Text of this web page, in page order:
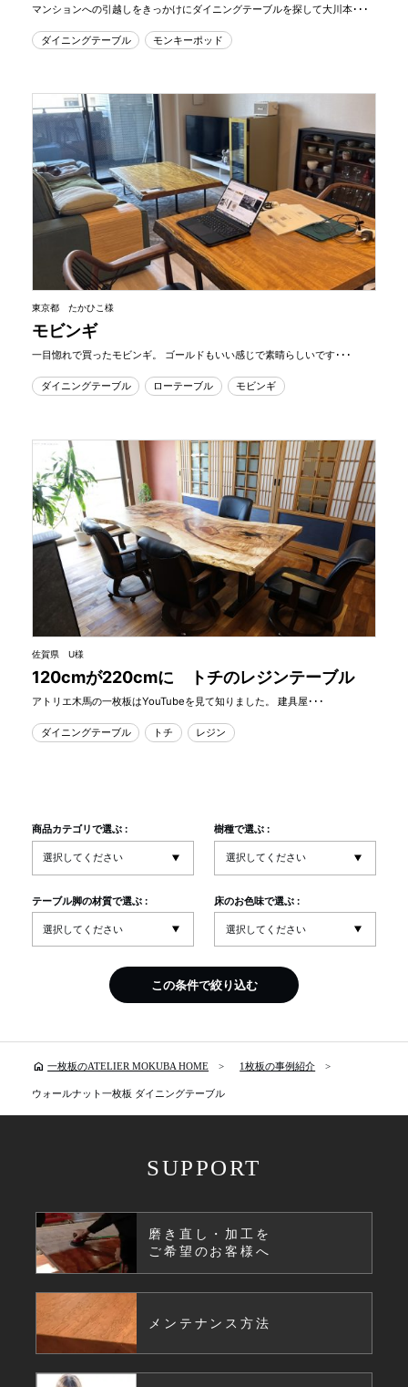
マンションへの引越しをきっかけにダイニングテーブルを探して大川本･･･
ダイニングテーブル モンキーポッド
東京都 たかひこ様
モビンギ
一目惚れで買ったモビンギ。 ゴールドもいい感じで素晴らしいです･･･
ダイニングテーブル ローテーブル モビンギ
佐賀県 U様
120cmが220cmに トチのレジンテーブル
アトリエ木馬の一枚板はYouTubeを見て知りました。 建具屋･･･
ダイニングテーブル トチ レジン
商品カテゴリで選ぶ : 樹種で選ぶ :
テーブル脚の材質で選ぶ : 床のお色味で選ぶ :
この条件で絞り込む
home 一枚板のATELIER MOKUBA HOME 1枚板の事例紹介
ウォールナット一枚板 ダイニングテーブル
SUPPORT
磨き直し・加工を
ご希望のお客様へ
メンテナンス方法